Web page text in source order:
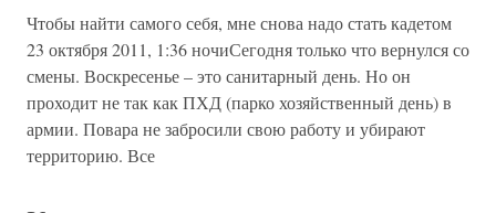
Чтобы найти самого себя, мне снова надо стать кадетом
23 октября 2011, 1:36 ночиСегодня только что вернулся со
смены. Воскресенье – это санитарный день. Но он
проходит не так как ПХД (парко хозяйственный день) в
армии. Повара не забросили свою работу и убирают
территорию. Все